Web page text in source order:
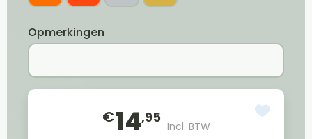
Opmerkingen
€14,95
Incl. BTW